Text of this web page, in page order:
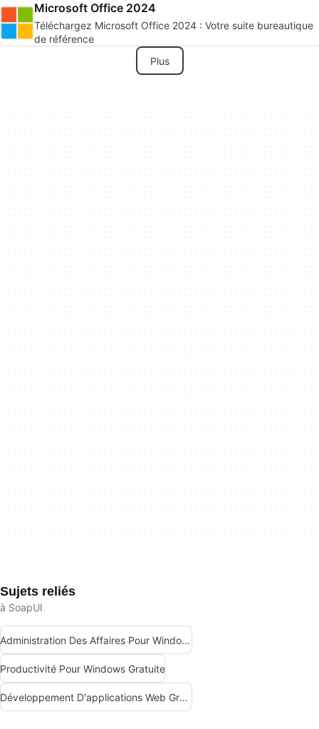
Microsoft Office 2024
Téléchargez Microsoft Office 2024 : Votre suite bureautique
de référence
Plus
Sujets reliés
à SoapUI
Administration Des Affaires Pour Windows Gratuit
Productivité Pour Windows Gratuite
Développement D'applications Web Gratuit